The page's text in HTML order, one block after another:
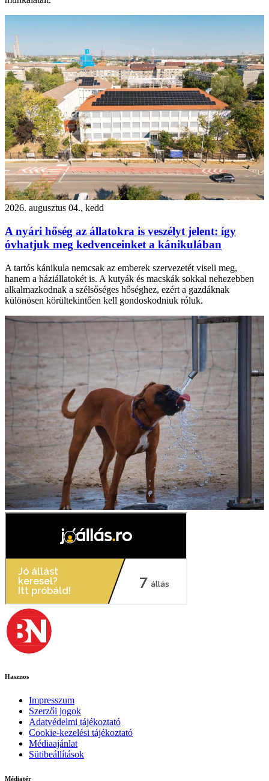
2026. augusztus 04., kedd
A nyári hőség az állatokra is veszélyt jelent: így
óvhatjuk meg kedvenceinket a kánikulában
A tartós kánikula nemcsak az emberek szervezetét viseli meg,
hanem a háziállatokét is. A kutyák és macskák sokkal nehezebben
alkalmazkodnak a szélsőséges hőséghez, ezért a gazdáknak
különösen körültekintően kell gondoskodniuk róluk.
Hasznos
Impresszum
Szerzői jogok
Adatvédelmi tájékoztató
Cookie-kezelési tájékoztató
Médiaajánlat
Sütibeállítások
Médiatér